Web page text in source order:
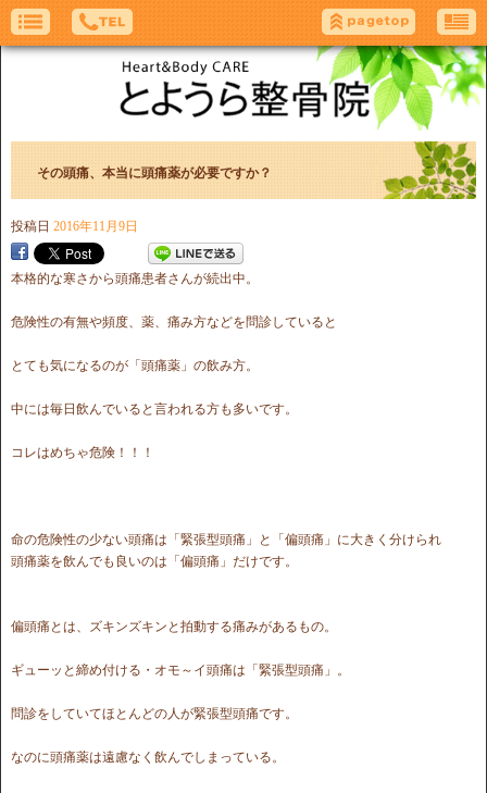
その頭痛、本当に頭痛薬が必要ですか？
投稿日 2016年11月9日
本格的な寒さから頭痛患者さんが続出中。
危険性の有無や頻度、薬、痛み方などを問診していると
とても気になるのが「頭痛薬」の飲み方。
中には毎日飲んでいると言われる方も多いです。
コレはめちゃ危険！！！
命の危険性の少ない頭痛は「緊張型頭痛」と「偏頭痛」に大きく分けられ
頭痛薬を飲んでも良いのは「偏頭痛」だけです。
偏頭痛とは、ズキンズキンと拍動する痛みがあるもの。
ギューッと締め付ける・オモ～イ頭痛は「緊張型頭痛」。
問診をしていてほとんどの人が緊張型頭痛です。
なのに頭痛薬は遠慮なく飲んでしまっている。